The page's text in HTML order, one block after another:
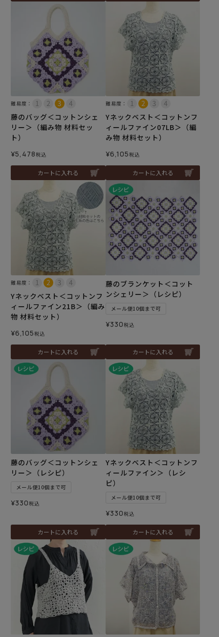
難易度：
藤のバッグ＜コットンシェ
リー＞（編み物 材料セッ
ト）
¥5,478税込
カートに入れる
難易度：
Yネックベスト＜コットンフ
ィールファイン07LB＞（編
み物 材料セット）
¥6,105税込
カートに入れる
難易度：
Yネックベスト＜コットンフ
ィールファイン21B＞（編み
物 材料セット）
¥6,105税込
カートに入れる
藤のブランケット＜コット
ンシェリー＞（レシピ）
メール便10個まで可
¥330税込
カートに入れる
藤のバッグ＜コットンシェ
リー＞（レシピ）
メール便10個まで可
¥330税込
カートに入れる
Yネックベスト＜コットンフ
ィールファイン＞（レシ
ピ）
メール便10個まで可
¥330税込
カートに入れる